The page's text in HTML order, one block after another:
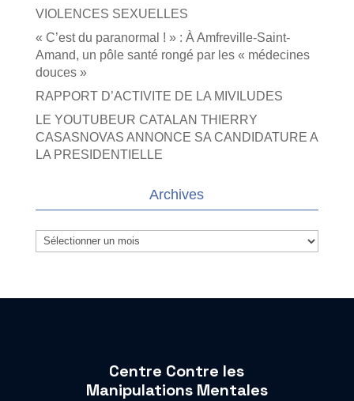
VIOLENCES SEXUELLES
« C’est du paranormal ! » : À Amfreville-Saint-
Amand, un pôle santé rongé par les « médecines
douces »
RAPPORT D’ACTIVITE DE LA MIVILUDES
LE YOUTUBEUR CATALAN THIERRY
CASASNOVAS ANNONCE SA CANDIDATURE A
LA PRESIDENTIELLE
Archives
Archives
Centre Contre les
Manipulations Mentales